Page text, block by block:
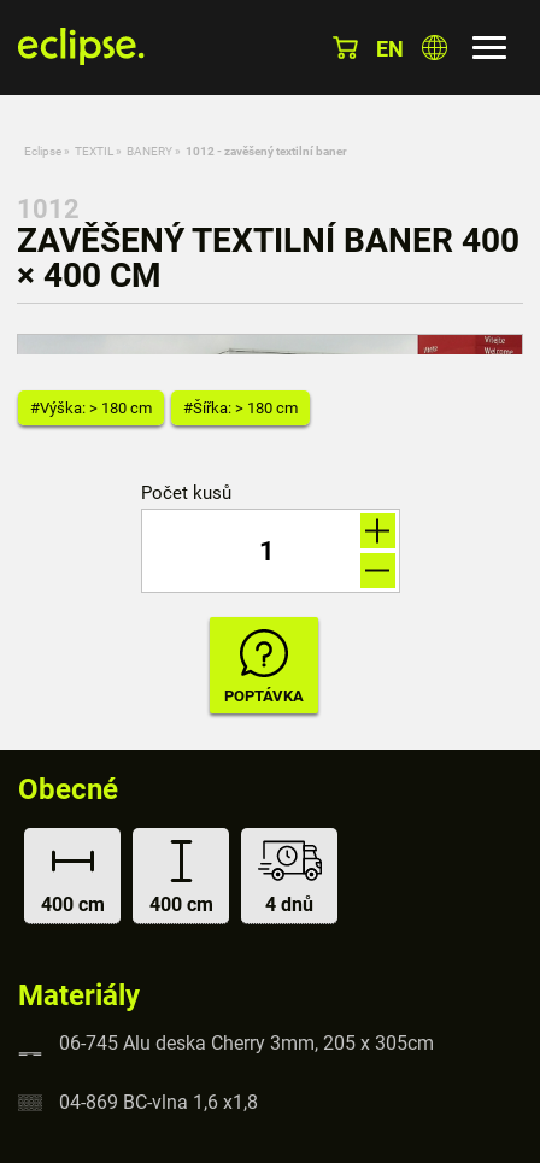
EN
Eclipse » TEXTIL » BANERY » 1012 - zavěšený textilní baner
1012
ZAVĚŠENÝ TEXTILNÍ BANER 400
× 400 CM
#Výška: > 180 cm #Šířka: > 180 cm
Počet kusů
Obecné
400 cm 400 cm 4 dnů
Materiály
06-745 Alu deska Cherry 3mm, 205 x 305cm
04-869 BC-vlna 1,6 x1,8